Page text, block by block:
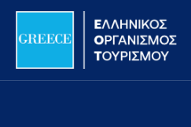
Σημείωση:
ιστότοπος
Μετάβαση
περιεχόμενο